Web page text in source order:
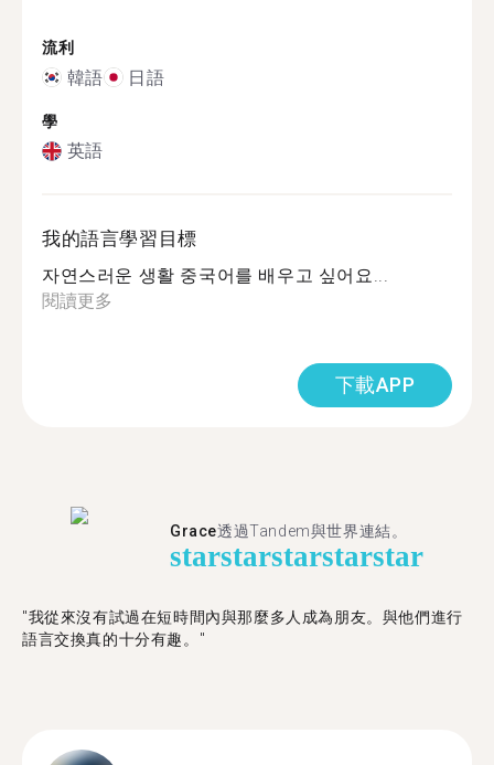
流利
韓語 日語
學
英語
我的語言學習目標
자연스러운 생활 중국어를 배우고 싶어요...
閱讀更多
下載APP
Grace透過Tandem與世界連結。
starstarstarstarstar
"我從來沒有試過在短時間內與那麼多人成為朋友。與他們進行
語言交換真的十分有趣。"